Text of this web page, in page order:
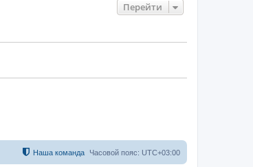
Перейти
Часовой пояс: UTC+03:00
Наша команда